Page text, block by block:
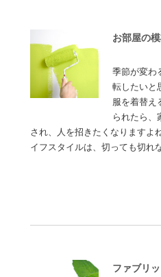
お部屋の
季節が変わ
転したいと
服を着替え
られたら、
され、人を招きたくなりますよ
イフスタイルは、切っても切れ
ファブリ